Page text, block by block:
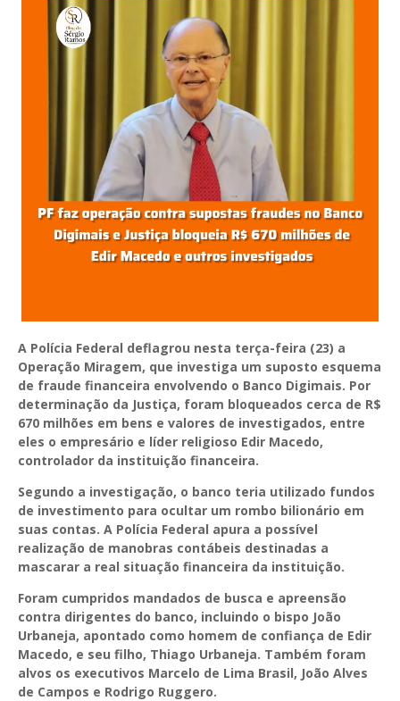
A Polícia Federal deflagrou nesta terça-feira (23) a
Operação Miragem, que investiga um suposto esquema
de fraude financeira envolvendo o Banco Digimais. Por
determinação da Justiça, foram bloqueados cerca de R$
670 milhões em bens e valores de investigados, entre
eles o empresário e líder religioso Edir Macedo,
controlador da instituição financeira.
Segundo a investigação, o banco teria utilizado fundos
de investimento para ocultar um rombo bilionário em
suas contas. A Polícia Federal apura a possível
realização de manobras contábeis destinadas a
mascarar a real situação financeira da instituição.
Foram cumpridos mandados de busca e apreensão
contra dirigentes do banco, incluindo o bispo João
Urbaneja, apontado como homem de confiança de Edir
Macedo, e seu filho, Thiago Urbaneja. Também foram
alvos os executivos Marcelo de Lima Brasil, João Alves
de Campos e Rodrigo Ruggero.